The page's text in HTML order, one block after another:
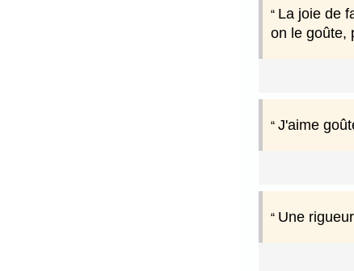
La joie de
on le goûte,
J'aime
Une